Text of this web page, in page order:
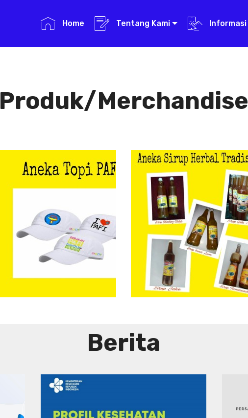
Home Tentang Kami Informasi
Produk/Merchandise
Aneka Topi PAFI
PAFI
Aneka Sirup
Herbal
Tradisional
Aneka
Sirup
Herbal
Tradisional
Berita